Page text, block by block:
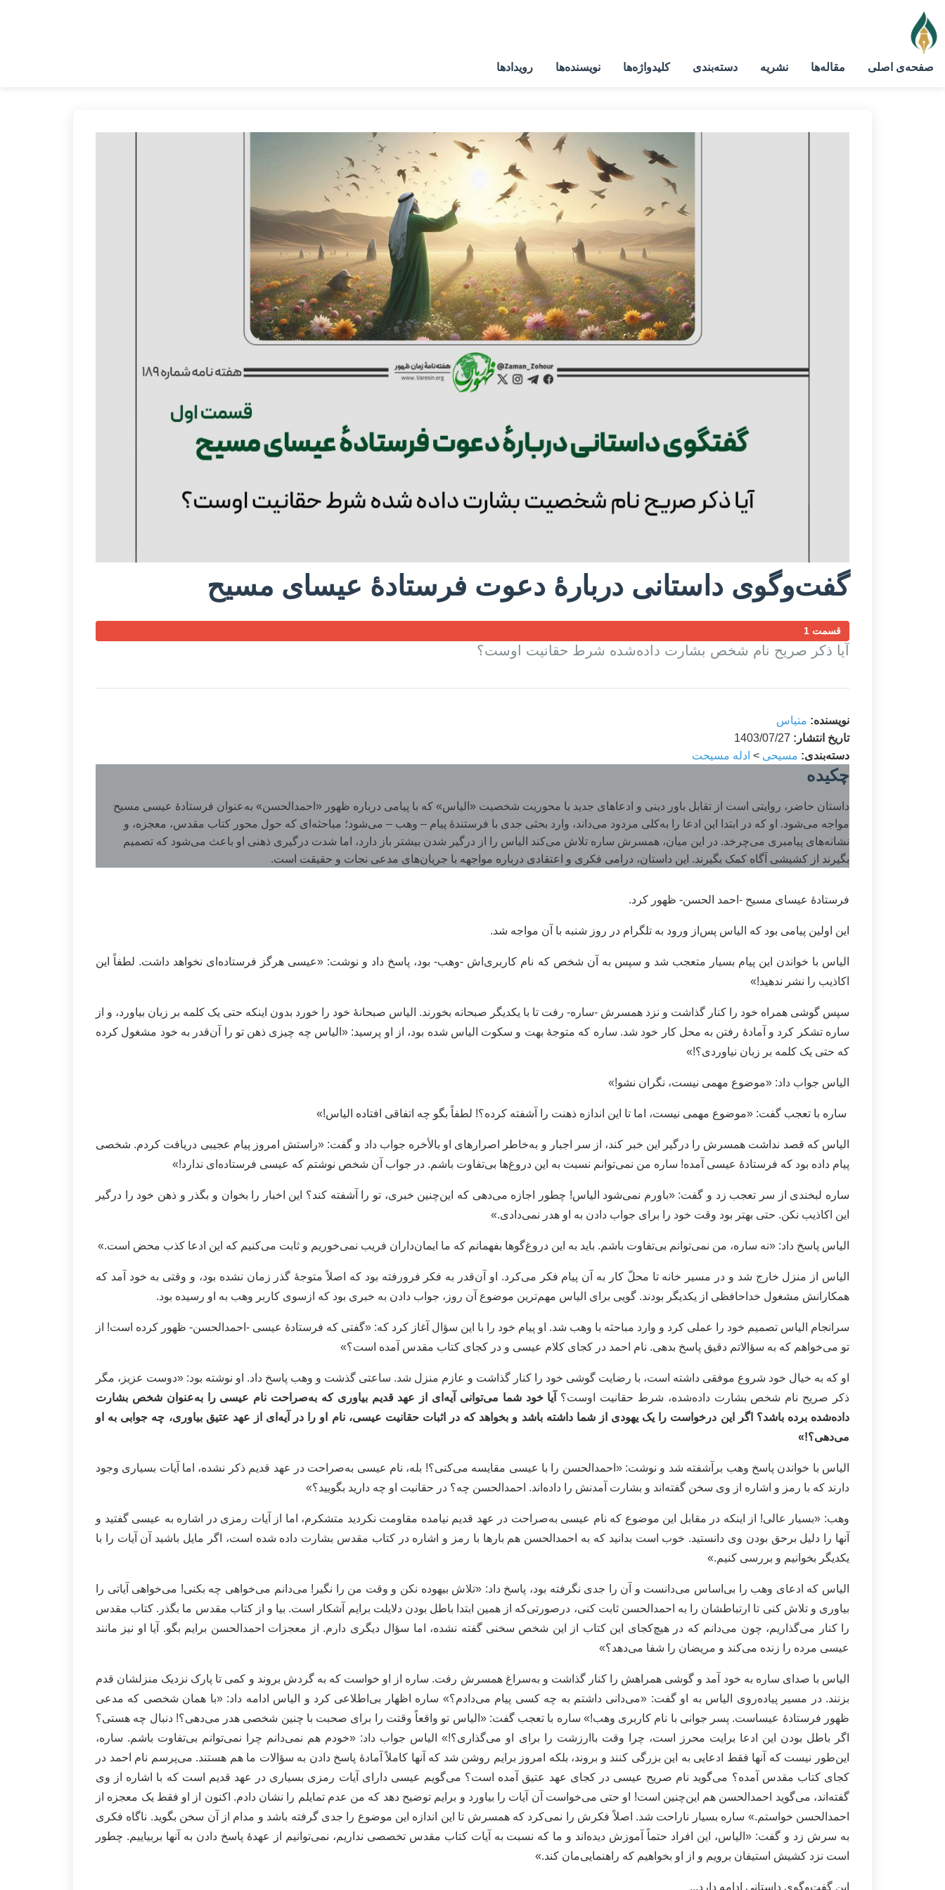
صفحه‌ی اصلی مقاله‌ها نشریه دسته‌بندی کلیدواژه‌ها نویسنده‌ها رویدادها
گفت‌وگوی داستانی دربارۀ دعوت فرستادۀ عیسای مسیح
قسمت 1
آیا ذکر صریح نام شخص بشارت داده‌شده شرط حقانیت اوست؟
نویسنده: متیاس
تاریخ انتشار: 1403/07/27
دسته‌بندی: مسیحی > ادله مسیحت
چکیده
داستان حاضر، روایتی است از تقابل باور دینی و ادعاهای جدید با محوریت شخصیت «الیاس» که با پیامی درباره ظهور «احمدالحسن» به‌عنوان فرستادۀ عیسی مسیح
مواجه می‌شود. او که در ابتدا این ادعا را به‌کلی مردود می‌داند، وارد بحثی جدی با فرستندۀ پیام – وهب – می‌شود؛ مباحثه‌ای که حول محور کتاب مقدس، معجزه، و
نشانه‌های پیامبری می‌چرخد. در این میان، همسرش ساره تلاش می‌کند الیاس را از درگیر شدن بیشتر باز دارد، اما شدت درگیری ذهنی او باعث می‌شود که تصمیم
بگیرند از کشیشی آگاه کمک بگیرند. این داستان، درامی فکری و اعتقادی درباره مواجهه با جریان‌های مدعی نجات و حقیقت است.
فرستادۀ عیسای ‌مسیح -احمد الحسن- ظهور کرد.
این اولین پیامی بود که الیاس پس‌از ورود به تلگرام در روز شنبه با آن مواجه شد.
الیاس با خواندن این پیام بسیار متعجب شد و سپس به آن شخص که نام کاربری‌اش -وهب- بود، پاسخ داد و‌ نوشت: «عیسی هرگز فرستاده‌ای نخواهد داشت. لطفاً این
اکاذیب را نشر ندهید!»
سپس گوشی همراه خود را کنار گذاشت و‌ نزد همسرش -ساره- رفت تا با یکدیگر صبحانه بخورند. الیاس صبحانۀ خود را خورد بدون اینکه حتی یک کلمه بر زبان بیاورد، و از
ساره تشکر کرد و آمادۀ رفتن به محل کار خود شد. ساره که متوجۀ بهت و سکوت الیاس شده بود، از او‌ پرسید: «الیاس چه چیزی ذهن تو را آن‌قدر به خود مشغول کرده
که حتی یک کلمه بر زبان نیاوردی؟!»
الیاس جواب داد: «موضوع مهمی نیست، نگران نشو!»
ساره با تعجب گفت: «موضوع مهمی نیست، اما تا این اندازه ذهنت را آشفته کرده؟! لطفاً بگو چه اتفاقی افتاده الیاس!»
الیاس که قصد نداشت همسرش را درگیر این خبر کند، از سر اجبار و به‌خاطر اصرار‌های او بالأخره جواب داد و گفت: «راستش امروز پیام عجیبی دریافت کردم. شخصی
پیام داده بود که فرستادۀ عیسی آمده! ساره من نمی‌توانم نسبت به این دروغ‌ها بی‌تفاوت باشم. در جواب آن شخص نوشتم که عیسی فرستاده‌ای ندارد!»
ساره لبخندی از سر تعجب زد و گفت: «باورم نمی‌شود الیاس! چطور اجازه می‌دهی که این‌چنین خبری، تو را آشفته کند؟ این اخبار را بخوان و بگذر و ذهن خود را درگیر
این اکاذیب نکن. حتی بهتر بود وقت خود را برای جواب دادن به او‌ هدر نمی‌دادی.»
الیاس پاسخ داد: «نه ساره، من نمی‌توانم بی‌تفاوت باشم. باید به این دروغ‌گوها بفهمانم که ما ایمان‌داران فریب نمی‌خوریم و‌ ثابت می‌کنیم که این ادعا کذب محض است.»
الیاس از منزل خارج شد و‌ در مسیر خانه تا محلّ کار به آن پیام فکر می‌کرد. او آن‌قدر به فکر فرورفته بود که اصلاً متوجۀ گذر زمان نشده بود، و‌ وقتی به خود آمد که
همکارانش مشغول خداحافظی از یکدیگر بودند. گویی برای الیاس مهم‌ترین موضوع آن ‌روز، جواب دادن به خبری بود که ازسوی کاربر وهب به او رسیده بود.
سرانجام الیاس تصمیم خود را عملی کرد و وارد مباحثه با وهب شد. او پیام خود را با این سؤال آغاز کرد که: «گفتی که فرستادۀ عیسی -احمد‌الحسن- ظهور کرده است! از
تو می‌خواهم که به سؤالاتم دقیق پاسخ بدهی. نام احمد در کجای کلام عیسی و در کجای کتاب مقدس آمده‌ است؟»
او که به خیال خود شروع موفقی داشته است، با رضایت گوشی خود را کنار گذاشت و عازم منزل شد. ساعتی گذشت و وهب پاسخ داد. او نوشته بود: «دوست عزیز، مگر
ذکر صریح نام شخص بشارت داده‌شده، شرط حقانیت اوست؟
آیا خود شما می‌توانی آیه‌ای از عهد قدیم بیاوری که به‌صراحت نام عیسی را به‌عنوان شخص بشارت
داده‌شده برده باشد؟ اگر این درخواست را یک یهودی از شما داشته باشد و بخواهد که در اثبات حقانیت عیسی، نام او را در آیه‌ای از عهد عتیق بیاوری، چه جوابی به او‌
می‌دهی؟!»
الیاس با خواندن پاسخ وهب برآشفته شد و نوشت: «احمدالحسن را با عیسی مقایسه می‌کنی؟! بله، نام عیسی به‌صراحت در عهد قدیم ذکر نشده، اما آیات بسیاری وجود
دارند که با رمز و اشاره از وی سخن گفته‌اند و بشارت آمدنش را داده‌اند. احمدالحسن چه؟ در حقانیت او چه دارید بگویید؟»
وهب: «بسیار عالی! از اینکه در مقابل این موضوع که نام عیسی به‌صراحت در عهد قدیم نیامده مقاومت نکردید متشکرم، اما از آیات رمزی در اشاره به عیسی گفتید و
آنها را دلیل برحق بودن وی دانستید. خوب است بدانید که به احمدالحسن هم بارها با رمز و اشاره در کتاب مقدس بشارت داده شده است، اگر مایل باشید آن آیات را با
یکدیگر بخوانیم و بررسی کنیم.»
الیاس که ادعای وهب را بی‌اساس می‌دانست و آن را جدی نگرفته بود، پاسخ داد: «تلاش بیهوده نکن و‌ وقت من را نگیر! می‌دانم می‌خواهی چه بکنی! می‌خواهی آیاتی را
بیاوری و تلاش کنی تا ارتباطشان را به احمدالحسن ثابت کنی، درصورتی‌که از همین ابتدا باطل بودن دلایلت برایم آشکار است. بیا و از کتاب مقدس ما بگذر. کتاب مقدس
را کنار می‌گذاریم، چون می‌دانم که در هیچ‌کجای این کتاب از این شخص سخنی گفته نشده، اما سؤال دیگری دارم. از معجزات احمدالحسن برایم بگو. آیا او نیز مانند
عیسی مرده را زنده می‌کند و مریضان را شفا می‌دهد؟»
الیاس با صدای ساره به خود آمد و‌ گوشی همراهش را کنار گذاشت و به‌سراغ همسرش رفت. ساره از او خواست که به گردش بروند و‌ کمی تا پارک نزدیک منزلشان قدم
بزنند. در مسیر پیاده‌روی الیاس به او گفت: «می‌دانی داشتم به چه کسی پیام می‌دادم؟» ساره اظهار بی‌اطلاعی کرد و الیاس ادامه داد: «با همان شخصی که مدعی
ظهور فرستادۀ عیساست. پسر جوانی با نام کاربری وهب!» ساره با تعجب گفت: «الیاس تو واقعاً وقتت را برای صحبت با چنین شخصی هدر می‌دهی؟! دنبال چه هستی؟
اگر باطل بودن این ادعا برایت محرز است، چرا وقت باارزشت را برای او می‌گذاری؟!» الیاس جواب داد: «خودم هم نمی‌دانم چرا نمی‌توانم بی‌تفاوت باشم. ساره،
این‌طور نیست که آ‌نها فقط ادعایی به این بزرگی کنند و بروند، بلکه امروز برایم روشن شد که آ‌نها کاملاً آمادۀ پاسخ دادن به سؤالات ما هم هستند. می‌پرسم نام احمد در
کجای کتاب مقدس آمده؟ می‌گوید نام صریح عیسی در کجای عهد عتیق آمده است؟ می‌گویم عیسی دارای آیات رمزی بسیاری در عهد قدیم است که با اشاره از وی
گفته‌اند، می‌گوید احمدالحسن هم این‌چنین است! او حتی می‌خواست آن آیات را بیاورد و برایم توضیح دهد که من عدم تمایلم را نشان دادم. اکنون از او فقط یک معجزه از
احمدالحسن خواستم.» ساره بسیار ناراحت شد. اصلاً فکرش را نمی‌کرد که همسرش تا این اندازه این موضوع را جدی گرفته باشد و مدام از آن سخن بگوید. ناگاه فکری
به سرش زد و گفت: «الیاس، این افراد حتماً آموزش دیده‌اند و ما که نسبت به آیات کتاب مقدس تخصصی نداریم، نمی‌توانیم از عهدۀ پاسخ دادن به آنها بربیاییم. چطور
است نزد کشیش استیفان برویم و از او‌ بخواهیم که راهنمایی‌مان کند.»
این گفت‌وگوی داستانی ادامه دارد...